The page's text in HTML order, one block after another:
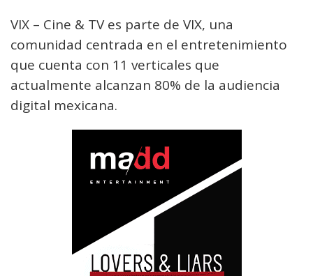
VIX – Cine & TV es parte de VIX, una
comunidad centrada en el entretenimiento
que cuenta con 11 verticales que
actualmente alcanzan 80% de la audiencia
digital mexicana.